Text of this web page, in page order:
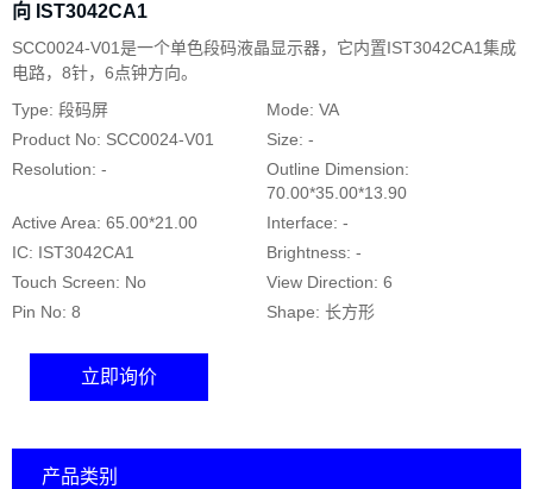
向 IST3042CA1
SCC0024-V01是一个单色段码液晶显示器，它内置IST3042CA1集成
电路，8针，6点钟方向。
Type: 段码屏
Mode: VA
Product No: SCC0024-V01
Size: -
Resolution: -
Outline Dimension:
70.00*35.00*13.90
Active Area: 65.00*21.00
Interface: -
IC: IST3042CA1
Brightness: -
Touch Screen: No
View Direction: 6
Pin No: 8
Shape: 长方形
立即询价
产品类别